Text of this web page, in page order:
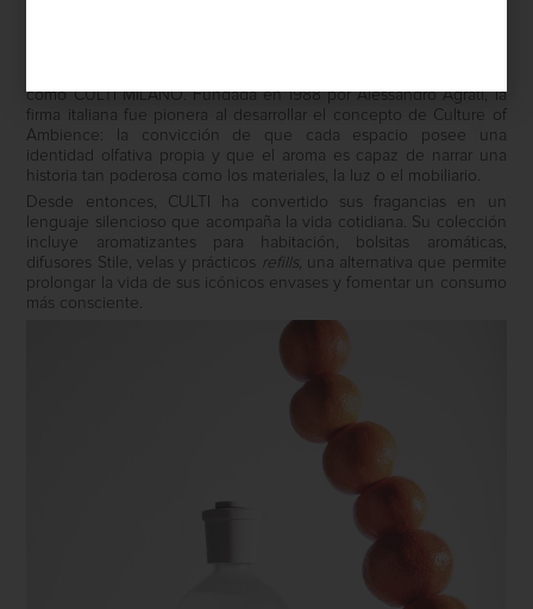
comoCULTI MILANO. Fundada en 1988 por Alessandro Agrati, la
firma italiana fue pionera al desarrollar el concepto de Culture of
Ambience: la convicción de que cada espacio posee una
identidad olfativa propia y que el aroma es capaz de narrar una
historia tan poderosa como los materiales, la luz o el mobiliario.
Desde entonces, CULTI ha convertido sus fragancias en un
lenguaje silencioso que acompaña la vida cotidiana. Su colección
incluye aromatizantes para habitación, bolsitas aromáticas,
difusores Stile , velas y prácticos refills, una alternativa que permite
prolongar la vida de sus icónicos envases y fomentar un consumo
más consciente.